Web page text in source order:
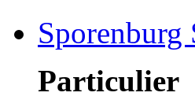
Sporenburg
Particulier